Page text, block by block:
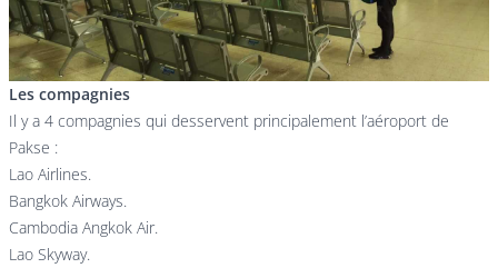
Les compagnies
Il y a 4 compagnies qui desservent principalement l’aéroport de
Pakse :
Lao Airlines.
Bangkok Airways.
Cambodia Angkok Air.
Lao Skyway.